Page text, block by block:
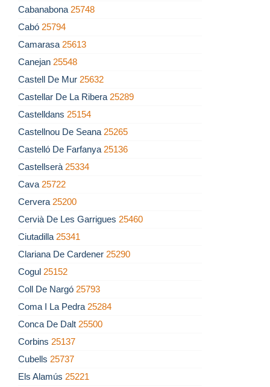
Cabanabona 25748
Cabó 25794
Camarasa 25613
Canejan 25548
Castell De Mur 25632
Castellar De La Ribera 25289
Castelldans 25154
Castellnou De Seana 25265
Castelló De Farfanya 25136
Castellserà 25334
Cava 25722
Cervera 25200
Cervià De Les Garrigues 25460
Ciutadilla 25341
Clariana De Cardener 25290
Cogul 25152
Coll De Nargó 25793
Coma I La Pedra 25284
Conca De Dalt 25500
Corbins 25137
Cubells 25737
Els Alamús 25221